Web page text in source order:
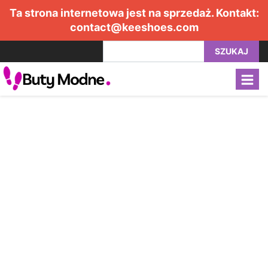
Ta strona internetowa jest na sprzedaż. Kontakt:
contact@keeshoes.com
SZUKAJ